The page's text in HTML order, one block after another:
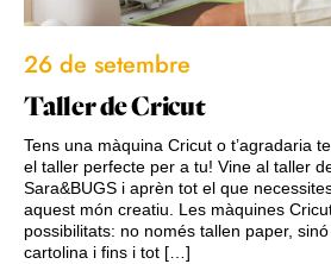
26 de setembre
Taller de Cricut
Tens una màquina Cricut o t’agradaria
el taller perfecte per a tu! Vine al taller
Sara&BUGS i aprèn tot el que
aquest món creatiu. Les màquines
possibilitats: no només tallen paper,
cartolina i fins i tot […]